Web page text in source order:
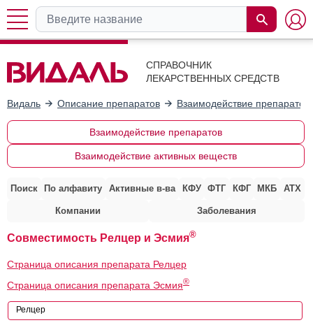
СПРАВОЧНИК
ЛЕКАРСТВЕННЫХ СРЕДСТВ
Видаль Описание препаратов Взаимодействие препаратов
Взаимодействие препаратов
Взаимодействие активных веществ
Поиск По алфавиту Активные в-ва КФУ ФТГ КФГ МКБ АТХ
Компании Заболевания
Совместимость Релцер и Эсмия®
Страница описания препарата Релцер
Страница описания препарата Эсмия®